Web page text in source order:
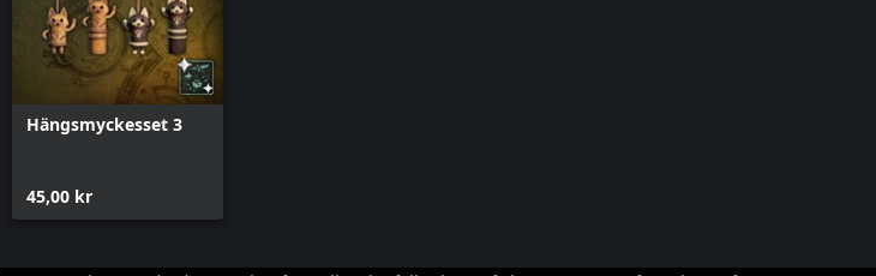
Hängsmyckesset 3
45,00 kr